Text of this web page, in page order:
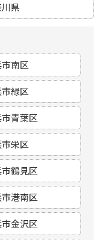
県
南区
緑区
青葉区
栄区
鶴見区
港南区
金沢区